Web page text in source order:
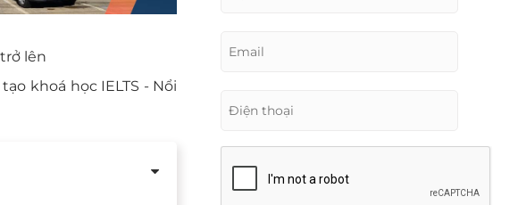
lên
khoá học IELTS - Nổi